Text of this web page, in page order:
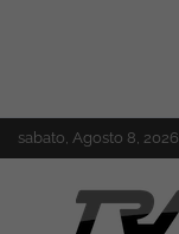
to
sabato, Agosto 8, 2026